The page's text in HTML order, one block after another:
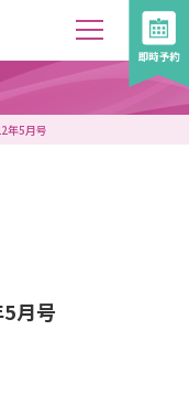
年5月号
月号